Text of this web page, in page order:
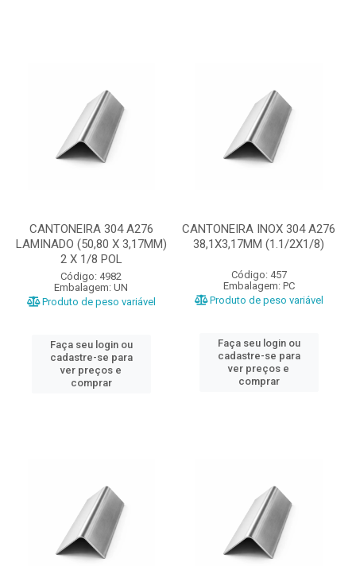
CANTONEIRA 304 A276
LAMINADO (50,80 X 3,17MM)
2 X 1/8 POL
Código: 4982
Embalagem: UN
Produto de peso variável
Faça seu login ou
cadastre-se para
ver preços e
comprar
CANTONEIRA INOX 304 A276
38,1X3,17MM (1.1/2X1/8)
Código: 457
Embalagem: PC
Produto de peso variável
Faça seu login ou
cadastre-se para
ver preços e
comprar